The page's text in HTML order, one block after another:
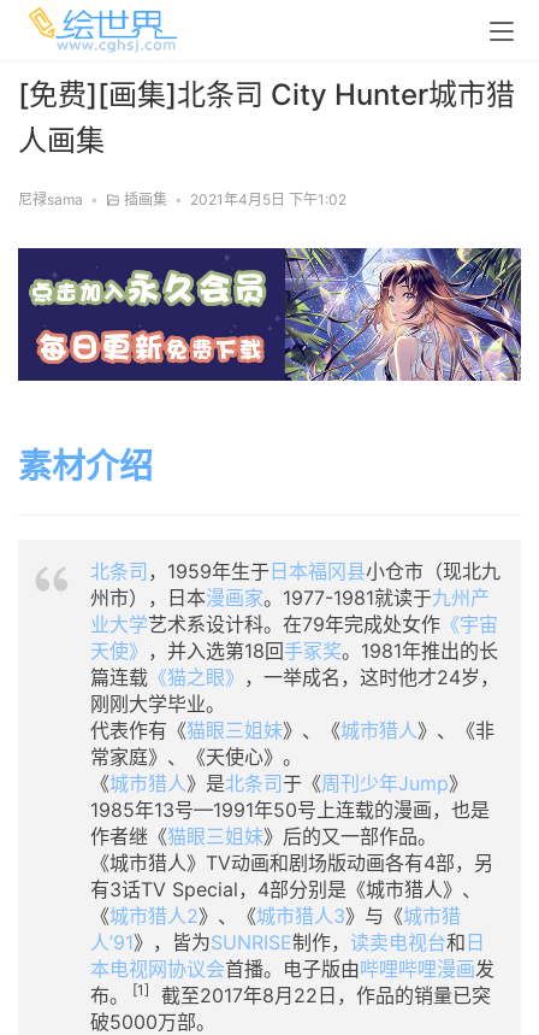
[免费][画集]北条司 City Hunter城市猎
人画集
尼禄sama • 插画集 • 2021年4月5日 下午1:02
素材介绍
北条司 ，1959年生于日本福冈县小仓市（现北九
州市），日本漫画家。1977-1981就读于九州产
业大学艺术系设计科。在79年完成处女作 《宇宙
天使》 ，并入选第18回手冢奖。1981年推出的长
篇连载 《猫之眼》 ，一举成名，这时他才24岁，
刚刚大学毕业。
代表作有《猫眼三姐妹》、《城市猎人》、《非
常家庭》、《天使心》。
《城市猎人》是北条司于《周刊少年Jump》
1985年13号—1991年50号上连载的漫画，也是
作者继《猫眼三姐妹》后的又一部作品。
《城市猎人》TV动画和剧场版动画各有4部，另
有3话TV Special，4部分别是《城市猎人》、
《城市猎人2》、《城市猎人3》与《城市猎
人’91》，皆为SUNRISE制作， 读卖电视台和 日
本电视网协议会首播。电子版由哔哩哔哩漫画发
布。
[1]
截至2017年8月22日，作品的销量已突
破5000万部。